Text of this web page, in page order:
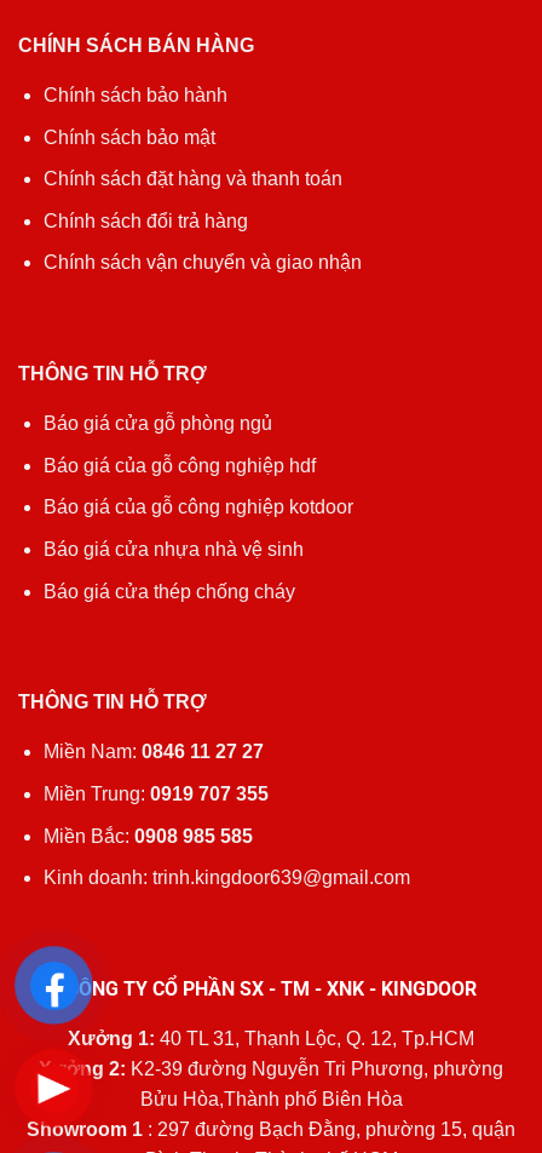
CHÍNH SÁCH BÁN HÀNG
Chính sách bảo hành
Chính sách bảo mật
Chính sách đặt hàng và thanh toán
Chính sách đổi trả hàng
Chính sách vận chuyển và giao nhận
THÔNG TIN HỖ TRỢ
Báo giá cửa gỗ phòng ngủ
Báo giá của gỗ công nghiệp hdf
Báo giá của gỗ công nghiệp kotdoor
Báo giá cửa nhựa nhà vệ sinh
Báo giá cửa thép chống cháy
THÔNG TIN HỖ TRỢ
Miền Nam: 0846 11 27 27
Miền Trung: 0919 707 355
Miền Bắc: 0908 985 585
Kinh doanh: trinh.kingdoor639@gmail.com
CÔNG TY CỔ PHẦN SX - TM - XNK - KINGDOOR
Xưởng 1: 40 TL 31, Thạnh Lộc, Q. 12, Tp.HCM
Xưởng 2: K2-39 đường Nguyễn Tri Phương, phường
Bửu Hòa,Thành phố Biên Hòa
Showroom 1 : 297 đường Bạch Đằng, phường 15, quận